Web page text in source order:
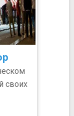
своих